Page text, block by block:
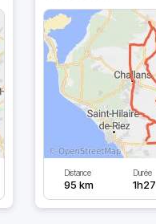
Distance
95 km
Durée
1h27